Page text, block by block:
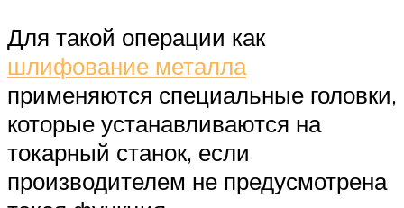
Для такой операции как
шлифование металла
применяются специальные головки,
которые устанавливаются на
токарный станок, если
производителем не предусмотрена